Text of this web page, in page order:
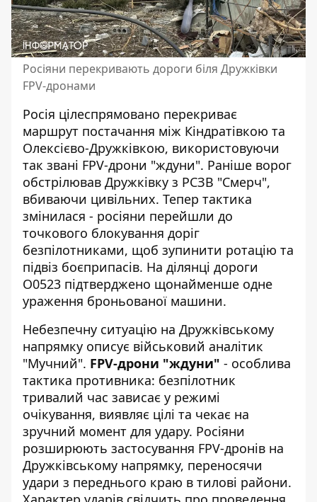
Росіяни перекривають дороги біля Дружківки
FPV-дронами
Росія цілеспрямовано перекриває
маршрут постачання між Кіндратівкою та
Олексієво-Дружківкою, використовуючи
так звані FPV-дрони "ждуни". Раніше ворог
обстрілював Дружківку з РСЗВ "Смерч",
вбиваючи цивільних. Тепер тактика
змінилася - росіяни перейшли до
точкового блокування доріг
безпілотниками, щоб зупинити ротацію та
підвіз боєприпасів. На ділянці дороги
О0523 підтверджено щонайменше одне
ураження броньованої машини.
Небезпечну ситуацію на Дружківському
напрямку описує військовий аналітик
"Мучний". FPV-дрони "ждуни" - особлива
тактика противника: безпілотник
тривалий час зависає у режимі
очікування, виявляє цілі та чекає на
зручний момент для удару. Росіяни
розширюють застосування FPV-дронів на
Дружківському напрямку, переносячи
удари з переднього краю в тилові райони.